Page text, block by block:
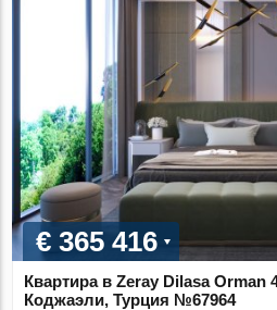
€ 365 416
Квартира в Zeray Dilasa Orman
Коджаэли, Турция №67964